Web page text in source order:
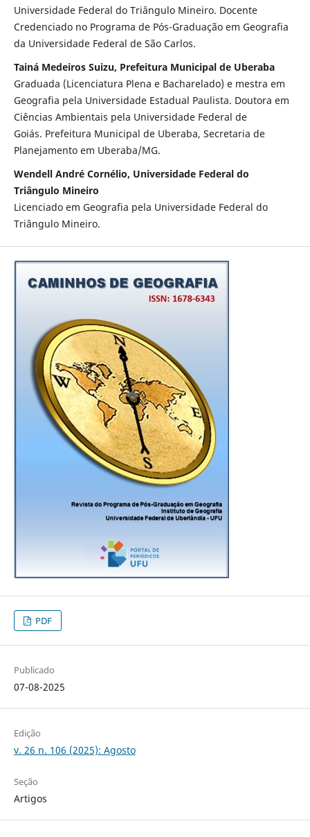
Universidade Federal do Triângulo Mineiro. Docente
Credenciado no Programa de Pós-Graduação em Geografia
da Universidade Federal de São Carlos.
Tainá Medeiros Suizu, Prefeitura Municipal de Uberaba
Graduada (Licenciatura Plena e Bacharelado) e mestra em
Geografia pela Universidade Estadual Paulista. Doutora em
Ciências Ambientais pela Universidade Federal de
Goiás. Prefeitura Municipal de Uberaba, Secretaria de
Planejamento em Uberaba/MG.
Wendell André Cornélio, Universidade Federal do
Triângulo Mineiro
Licenciado em Geografia pela Universidade Federal do
Triângulo Mineiro.
PDF
Publicado
07-08-2025
Edição
v. 26 n. 106 (2025): Agosto
Seção
Artigos